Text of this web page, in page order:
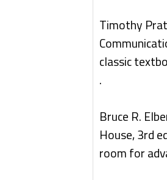
Timothy
classic
.
Bruce R.
House, 3rd
room for